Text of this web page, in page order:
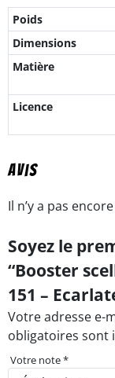
Poids
Dimensions
Matière
Licence
Avis
Il n’y a pas encore
Soyez le
“Booster
151 –
Votre adresse e-
obligatoires sont
Votre note*